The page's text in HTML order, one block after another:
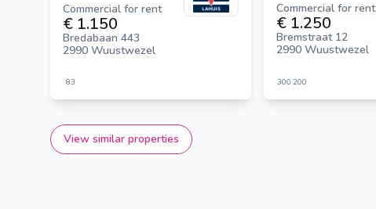
Commercial for rent
€ 1.150
Bredabaan 443
2990 Wuustwezel
83
Commercial for rent
€ 1.250
Bremstraat 12
2990 Wuustwezel
300 200
View similar properties